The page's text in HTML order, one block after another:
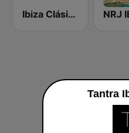
Ibiza Clásicos NRJ
Tantra